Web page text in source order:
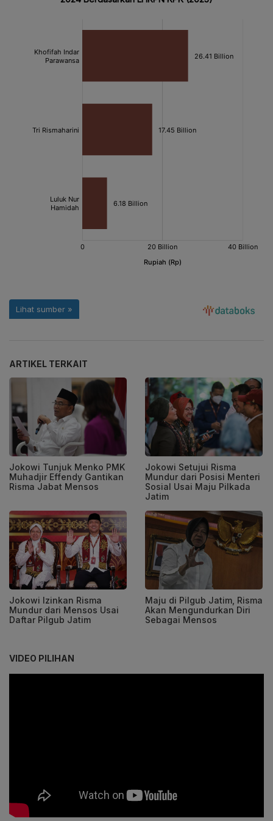
ARTIKEL TERKAIT
Jokowi Tunjuk Menko PMK
Muhadjir Effendy Gantikan
Risma Jabat Mensos
Jokowi Setujui Risma
Mundur dari Posisi Menteri
Sosial Usai Maju Pilkada
Jatim
Jokowi Izinkan Risma
Mundur dari Mensos Usai
Daftar Pilgub Jatim
Maju di Pilgub Jatim, Risma
Akan Mengundurkan Diri
Sebagai Mensos
VIDEO PILIHAN